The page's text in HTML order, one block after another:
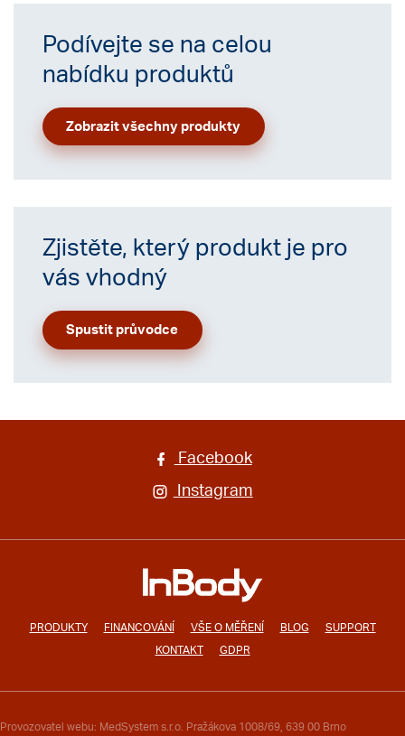
Podívejte se na celou
nabídku produktů
Zobrazit všechny produkty
Zjistěte, který produkt je pro
vás vhodný
Spustit průvodce
Facebook
Instagram
PRODUKTY FINANCOVÁNÍ VŠE O MĚŘENÍ BLOG SUPPORT
KONTAKT GDPR
Provozovatel webu: MedSystem s.r.o. Pražákova 1008/69, 639 00 Brno